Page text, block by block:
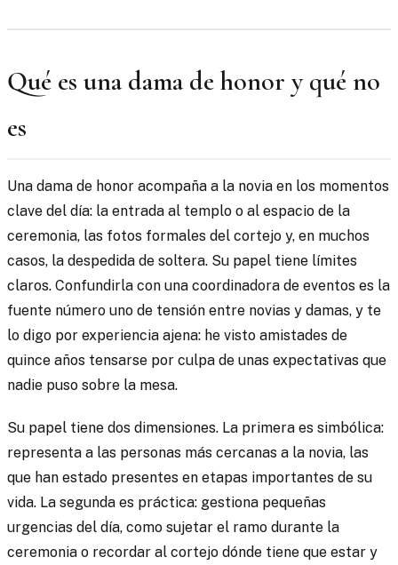
Qué es una dama de honor y qué no
es
Una dama de honor acompaña a la novia en los momentos
clave del día: la entrada al templo o al espacio de la
ceremonia, las fotos formales del cortejo y, en muchos
casos, la despedida de soltera. Su papel tiene límites
claros. Confundirla con una coordinadora de eventos es la
fuente número uno de tensión entre novias y damas, y te
lo digo por experiencia ajena: he visto amistades de
quince años tensarse por culpa de unas expectativas que
nadie puso sobre la mesa.
Su papel tiene dos dimensiones. La primera es simbólica:
representa a las personas más cercanas a la novia, las
que han estado presentes en etapas importantes de su
vida. La segunda es práctica: gestiona pequeñas
urgencias del día, como sujetar el ramo durante la
ceremonia o recordar al cortejo dónde tiene que estar y